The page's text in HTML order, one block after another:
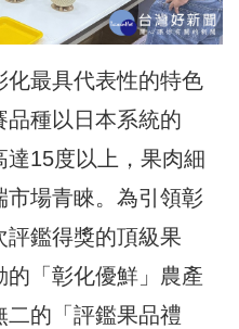
化最具代表性的特色
品種以日本系統的
達15度以上，果肉細
市場青睞。為引領彰
評鑑得獎的頂級果
的「彰化優鮮」農產
二的「評鑑果品禮